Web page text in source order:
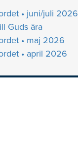
• juni/juli 2026
Guds ära
• maj 2026
• april 2026